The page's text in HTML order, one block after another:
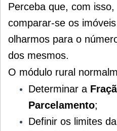
Perceba que, com
comparar-se os
olharmos para o
dos mesmos.
O módulo rural
Determinar a
Parcelamento;
Definir os limites